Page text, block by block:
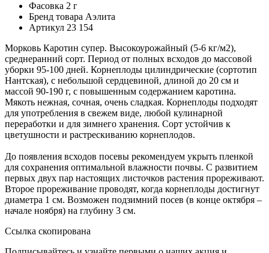
Фасовка 2 г
Бренд товара Аэлита
Артикул 23 154
Морковь Каротин супер. Высокоурожайный (5-6 кг/м2),
среднеранний сорт. Период от полных всходов до массовой
уборки 95-100 дней. Корнеплоды цилиндрические (сортотип
Нантская), с небольшой сердцевиной, длиной до 20 см и
массой 90-190 г, с повышенным содержанием каротина.
Мякоть нежная, сочная, очень сладкая. Корнеплоды подходят
для употребления в свежем виде, любой кулинарной
переработки и для зимнего хранения. Сорт устойчив к
цветушности и растрескиванию корнеплодов.
До появления всходов посевы рекомендуем укрыть пленкой
для сохранения оптимальной влажности почвы. С развитием
первых двух пар настоящих листочков растения прореживают.
Второе прореживание проводят, когда корнеплоды достигнут
диаметра 1 см. Возможен подзимний посев (в конце октября –
начале ноября) на глубину 3 см.
Ссылка скопирована